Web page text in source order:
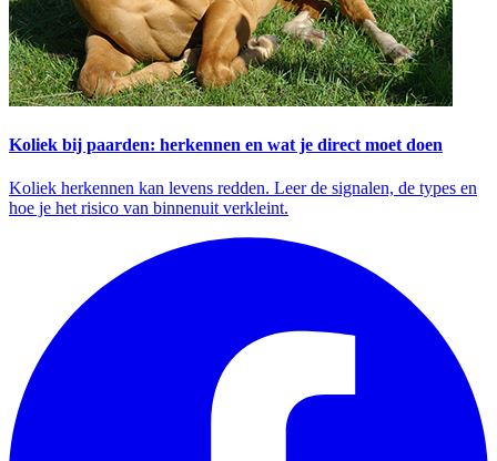
Koliek bij paarden: herkennen en wat je direct moet doen
Koliek herkennen kan levens redden. Leer de signalen, de types en
hoe je het risico van binnenuit verkleint.